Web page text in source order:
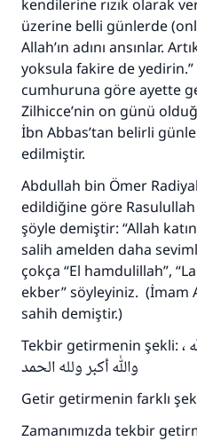
kendilerine rızık olarak
üzerine belli günlerde
Allah’ın adını ansınlar.
yoksula fakire de
cumhuruna göre ayette
Zilhicce’nin on günü
İbn Abbas’tan belirli
edilmiştir.
Abdullah bin Ömer
edildiğine göre
şöyle demiştir: “Allah
salih amelden daha
çokça “El hamdulillah”,
ekber” söyleyiniz. (İmam
sahih demiştir.)
Tekbir getirmenin şekli: الله أكبر ، الله أكبر لا إله إلا الله ،
والله أكبر ولله الحمد
Getir getirmenin farklı
Zamanımızda tekbir
kişinin sevabı
Şimdi